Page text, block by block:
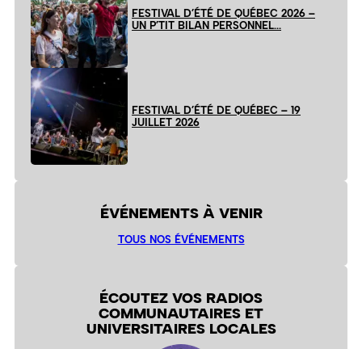
FESTIVAL D’ÉTÉ DE QUÉBEC 2026 –
UN P’TIT BILAN PERSONNEL…
FESTIVAL D’ÉTÉ DE QUÉBEC – 19
JUILLET 2026
ÉVÉNEMENTS À VENIR
TOUS NOS ÉVÉNEMENTS
ÉCOUTEZ VOS RADIOS
COMMUNAUTAIRES ET
UNIVERSITAIRES LOCALES